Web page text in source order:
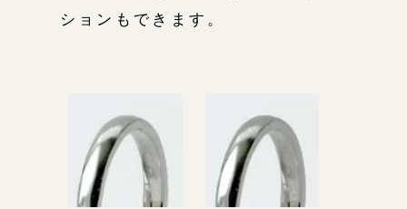
ションもできます。